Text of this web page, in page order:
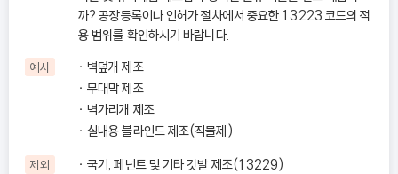
까? 공장등록이나 인허가 절차에서 중요한 13223 코드의 적
용 범위를 확인하시기 바랍니다.
예시
벽덮개 제조
무대막 제조
벽가리개 제조
실내용 블라인드 제조(직물제)
제외
국기, 페넌트 및 기타 깃발 제조(13229)